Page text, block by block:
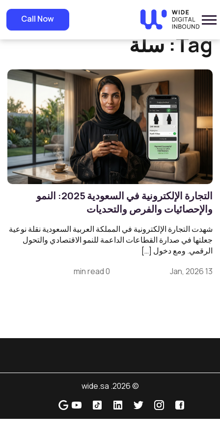
Call Now Home
» سلة
Tag: سلة
التجارة الإلكترونية في السعودية 2025: النمو
والإحصائيات والفرص والتحديات
شهدت التجارة الإلكترونية في المملكة العربية السعودية نقلة نوعية
جعلتها في صدارة القطاعات الداعمة للنمو الاقتصادي والتحول
الرقمي. ومع دخول […]
13 Jan, 2026
0 min read
© 2026. wide.sa